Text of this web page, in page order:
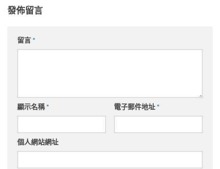
發佈留言
留言*
顯示名稱* 電子郵件地址*
個人網站網址